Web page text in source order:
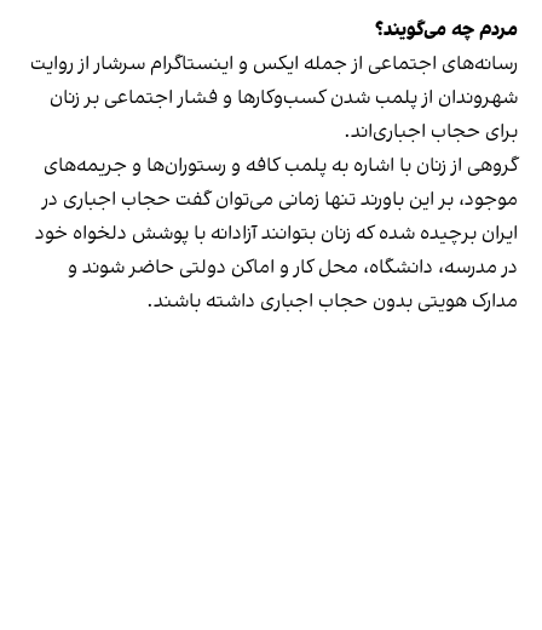
مردم چه می‌گویند؟
رسانه‎‌های اجتماعی از جمله ایکس و اینستاگرام سرشار از روایت
شهروندان از پلمب شدن کسب‌وکارها و فشار اجتماعی بر زنان
برای حجاب اجباری‌اند.
گروهی از زنان با اشاره به پلمب کافه و رستوران‌ها و جریمه‌های
موجود، بر این باورند تنها زمانی می‌توان گفت حجاب اجباری در
ایران برچیده شده که زنان بتوانند آزادانه با پوشش دلخواه خود
در مدرسه، دانشگاه، محل کار و اماکن دولتی حاضر شوند و
مدارک هویتی بدون حجاب اجباری داشته باشند.